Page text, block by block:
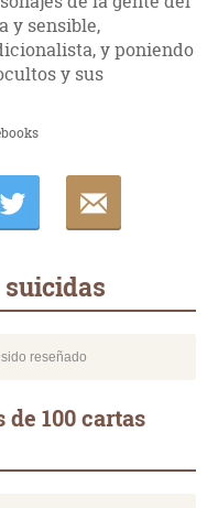
y sensible,
y poniendo
y sus
suicidas
reseñado
100 cartas